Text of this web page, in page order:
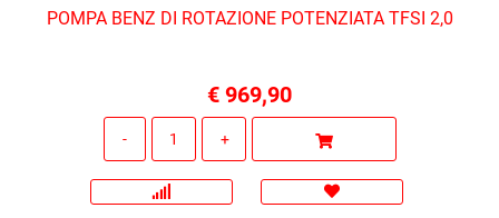
POMPA BENZ DI ROTAZIONE POTENZIATA TFSI 2,0
€ 969,90